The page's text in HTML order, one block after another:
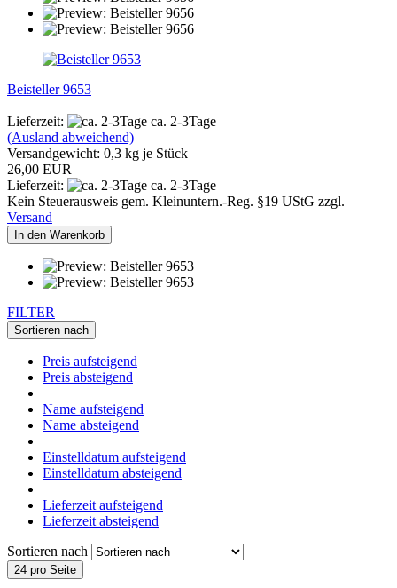
Beisteller 9653
Lieferzeit:
ca. 2-3Tage
(Ausland abweichend)
Versandgewicht: 0,3 kg je Stück
26,00 EUR
Lieferzeit:
ca. 2-3Tage
Kein Steuerausweis gem. Kleinuntern.-Reg. §19 UStG zzgl.
Versand
In den Warenkorb
FILTER
Sortieren nach
Preis aufsteigend
Preis absteigend
Name aufsteigend
Name absteigend
Einstelldatum aufsteigend
Einstelldatum absteigend
Lieferzeit aufsteigend
Lieferzeit absteigend
Sortieren nach
24 pro Seite